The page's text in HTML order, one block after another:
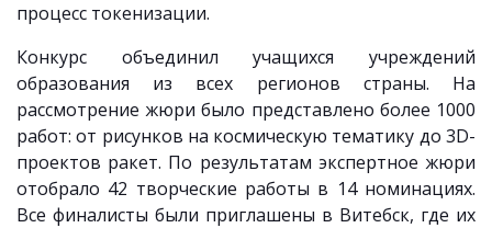
процесс токенизации.
Конкурс объединил учащихся учреждений
образования из всех регионов страны. На
рассмотрение жюри было представлено более 1000
работ: от рисунков на космическую тематику до 3D-
проектов ракет. По результатам экспертное жюри
отобрало 42 творческие работы в 14 номинациях.
Все финалисты были приглашены в Витебск, где их